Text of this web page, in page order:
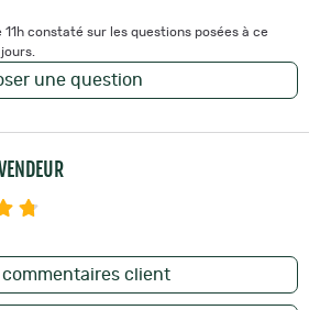
11h constaté sur les questions posées à ce
une question
commentaires client